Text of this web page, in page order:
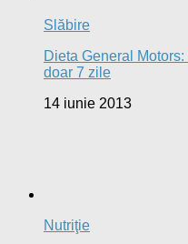
Slăbire
Dieta General
doar 7 zile
14 iunie 2013
Nutriţie